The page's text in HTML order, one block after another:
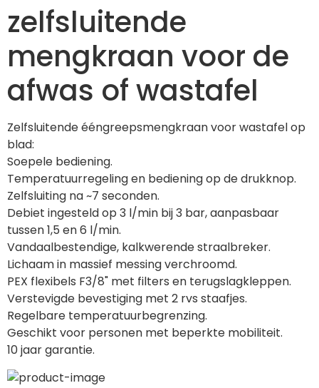
zelfsluitende
mengkraan voor de
afwas of wastafel
Zelfsluitende ééngreepsmengkraan voor wastafel op
blad:
Soepele bediening.
Temperatuurregeling en bediening op de drukknop.
Zelfsluiting na ~7 seconden.
Debiet ingesteld op 3 l/min bij 3 bar, aanpasbaar
tussen 1,5 en 6 l/min.
Vandaalbestendige, kalkwerende straalbreker.
Lichaam in massief messing verchroomd.
PEX flexibels F3/8" met filters en terugslagkleppen.
Verstevigde bevestiging met 2 rvs staafjes.
Regelbare temperatuurbegrenzing.
Geschikt voor personen met beperkte mobiliteit.
10 jaar garantie.